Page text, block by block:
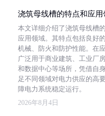
浇筑母线槽的特点和应用
本文详细介绍了浇筑母线槽
应用领域。其特点包括良好的
机械、防火和防护性能。在
广泛用于商业建筑、工业厂
和数据中心等场所，凭借自
足不同领域对电力供应的高
障电力系统稳定运行。
2026年8月4日